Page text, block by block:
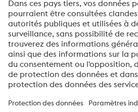
Envoyer
Vérification Anti-Robot
Clique ici pour vérifier
Friendly
Benelux